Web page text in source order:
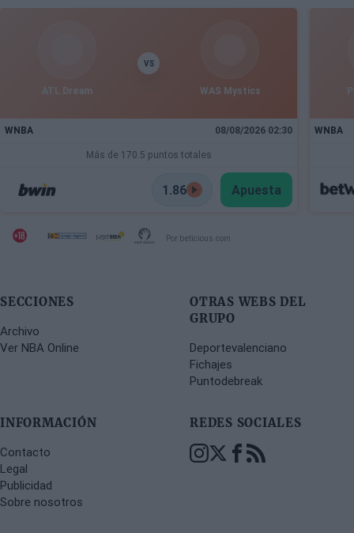
ATL Dream
VS
WAS Mystics
WNBA 08/08/2026 02:30
Más de 170.5 puntos totales
1.86 Apuesta
WNBA
Por beticious.com
SECCIONES
Archivo
Ver NBA Online
OTRAS WEBS DEL
GRUPO
Deportevalenciano
Fichajes
Puntodebreak
INFORMACIÓN
Contacto
Legal
Publicidad
Sobre nosotros
REDES SOCIALES